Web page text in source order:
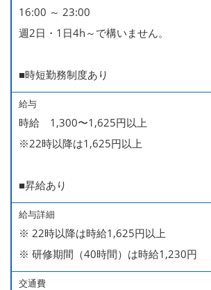
16:00 ～ 23:00
週2日・1日4h～で構いません。
■時短勤務制度あり
給与
時給 1,300〜1,625円以上
※22時以降は1,625円以上
■昇給あり
給与詳細
※ 22時以降は時給1,625円以上
※ 研修期間（40時間）は時給1,230円
交通費